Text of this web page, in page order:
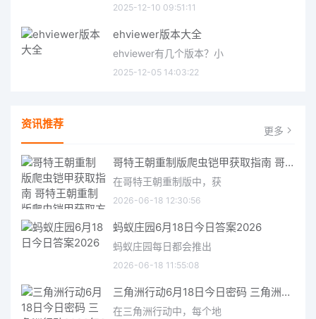
2025-12-10 09:51:11
ehviewer版本大全
ehviewer有几个版本？小
2025-12-05 14:03:22
资讯推荐 更多
哥特王朝重制版爬虫铠甲获取指南 哥特王朝重制版爬虫铠甲获取方法
在哥特王朝重制版中，获
2026-06-18 12:30:56
蚂蚁庄园6月18日今日答案2026
蚂蚁庄园每日都会推出
2026-06-18 11:55:08
三角洲行动6月18日今日密码 三角洲行动2026年6月18今日摩斯密码分享
在三角洲行动中，每个地